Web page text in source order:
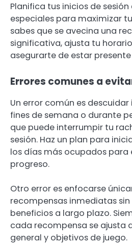
Planifica tus inicios de
especiales para maximizar
sabes que se avecina una
significativa, ajusta tu
asegurarte de estar
Errores comunes a
Un error común es descuidar
fines de semana o durante
que puede interrumpir tu
sesión. Haz un plan para
los días más ocupados para
progreso.
Otro error es enfocarse
recompensas inmediatas
beneficios a largo plazo.
cada recompensa se ajusta
general y objetivos de juego.